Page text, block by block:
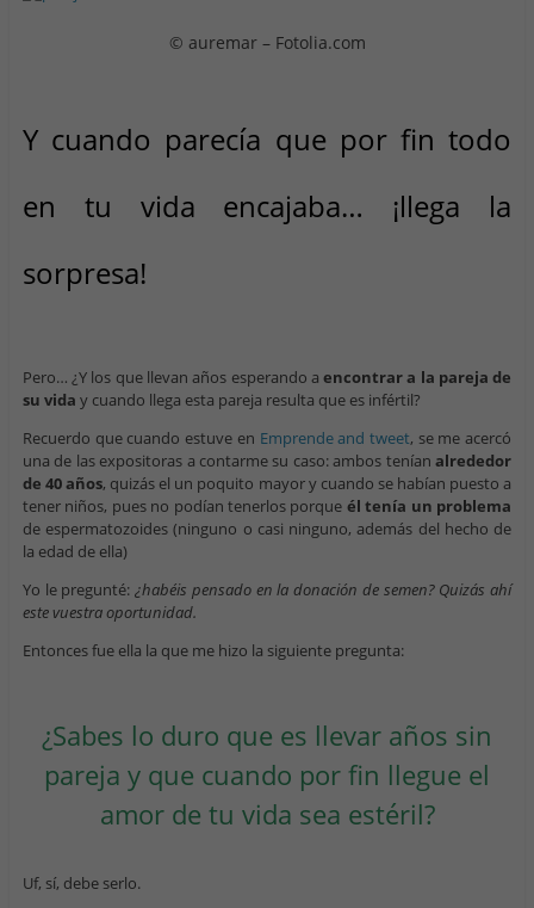
© auremar – Fotolia.com
Y cuando parecía que por fin todo
en tu vida encajaba… ¡llega la
sorpresa!
Pero… ¿Y los que llevan años esperando aencontrar a la pareja de
su vida y cuando llega esta pareja resulta que es infértil?
Recuerdo que cuando estuve en Emprende and tweet, se me acercó
una de las expositoras a contarme su caso: ambos teníanalrededor
de 40 años, quizás el un poquito mayor y cuando se habían puesto a
tener niños, pues no podían tenerlos porque él tenía un problema
de espermatozoides (ninguno o casi ninguno, además del hecho de
la edad de ella)
Yo le pregunté: ¿habéis pensado en la donación de semen? Quizás ahí
este vuestra oportunidad.
Entonces fue ella la que me hizo la siguiente pregunta:
¿Sabes lo duro que es llevar años sin
pareja y que cuando por fin llegue el
amor de tu vida sea estéril?
Uf, sí, debe serlo.